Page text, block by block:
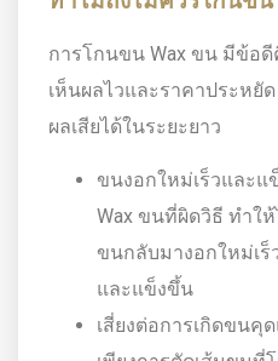
การโกนขน Wax ขน มีข้อ
เห็นผลไวและราคาประหยั
ผลเสียได้ในระยะยาว
ขนงอกใหม่เร็วและ
Wax ขนที่ผิดวิธี ทำใ
ขนกลับมางอกใหม่เ
และแข็งขึ้น
เสี่ยงต่อการเกิดขนคุ